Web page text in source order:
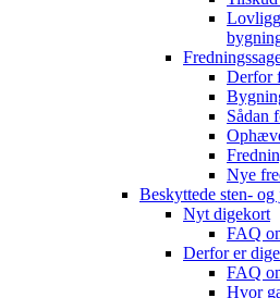
Derfor
Sådan
Nye
Beskyttede sten-
Nyt digekort
FAQ
Derfor er
FAQ
Hvor